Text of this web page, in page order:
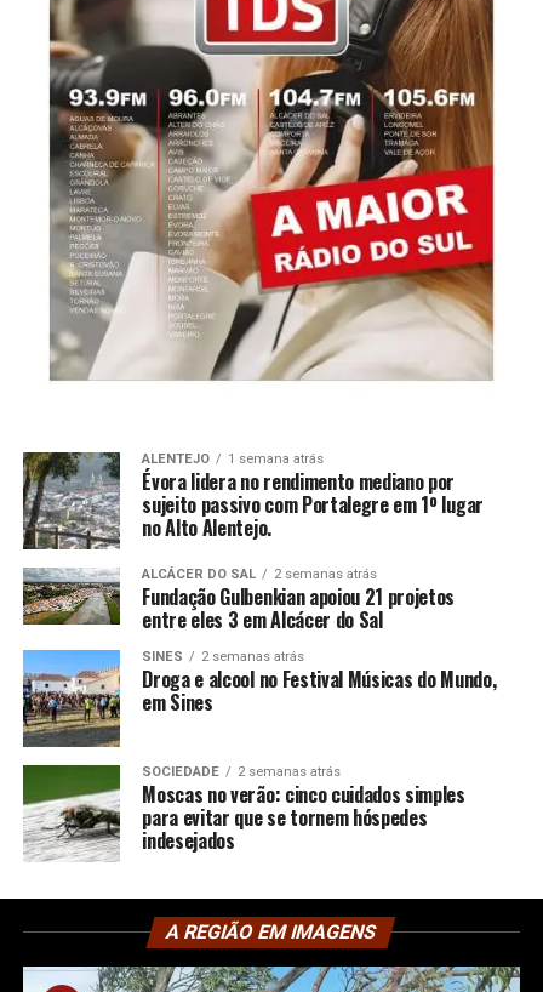
ALENTEJO 1 semana atrás
Évora lidera no rendimento mediano por
sujeito passivo com Portalegre em 1º lugar
no Alto Alentejo.
ALCÁCER DO SAL 2 semanas atrás
Fundação Gulbenkian apoiou 21 projetos
entre eles 3 em Alcácer do Sal
SINES 2 semanas atrás
Droga e alcool no Festival Músicas do Mundo,
em Sines
SOCIEDADE 2 semanas atrás
Moscas no verão: cinco cuidados simples
para evitar que se tornem hóspedes
indesejados
A REGIÃO EM IMAGENS